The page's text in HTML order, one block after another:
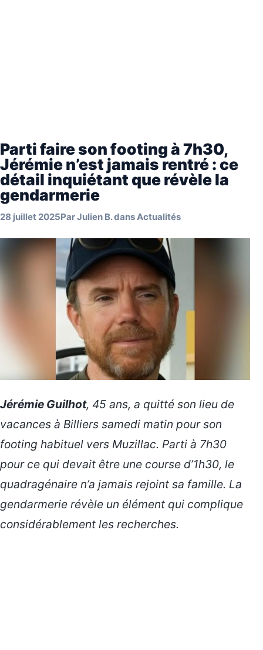
Parti faire son footing à 7h30,
Jérémie n’est jamais rentré : ce
détail inquiétant que révèle la
gendarmerie
28 juillet 2025ParJulien B.dansActualités
Jérémie Guilhot, 45 ans, a quitté son lieu de
vacances à Billiers samedi matin pour son
footing habituel vers Muzillac. Parti à 7h30
pour ce qui devait être une course d’1h30, le
quadragénaire n’a jamais rejoint sa famille. La
gendarmerie révèle un élément qui complique
considérablement les recherches.